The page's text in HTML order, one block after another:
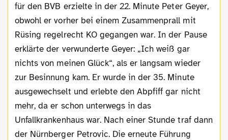
für den BVB erzielte in der 22. Minute Peter Geyer,
obwohl er vorher bei einem Zusammenprall mit
Rüsing regelrecht KO gegangen war. In der Pause
erklärte der verwunderte Geyer: „Ich weiß gar
nichts von meinen Glück“, als er langsam wieder
zur Besinnung kam. Er wurde in der 35. Minute
ausgewechselt und erlebte den Abpfiff gar nicht
mehr, da er schon unterwegs in das
Unfallkrankenhaus war. Nach einer Stunde traf dann
der Nürnberger Petrovic. Die erneute Führung